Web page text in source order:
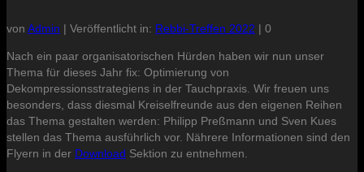
von Admin | Veröffentlicht in: Rebbi-Treffen 2022 | 0
Nach ein paar organisatorischen Hürden haben wir nun unser
Thema für dieses Jahr fix: Optimierung von
Dekompressionsstrategiens in der Tauchpraxis. Wir freuen uns
besonders, dass diesmal Kreiselfreunde aus den eigenen Reihen
das Thema gestalten werden: Philipp Preßmann und Sven Kues
stellen das Thema ausführlich vor. Nährere Informationen sind den
Flyern in der Download Sektion zu entnehmen.